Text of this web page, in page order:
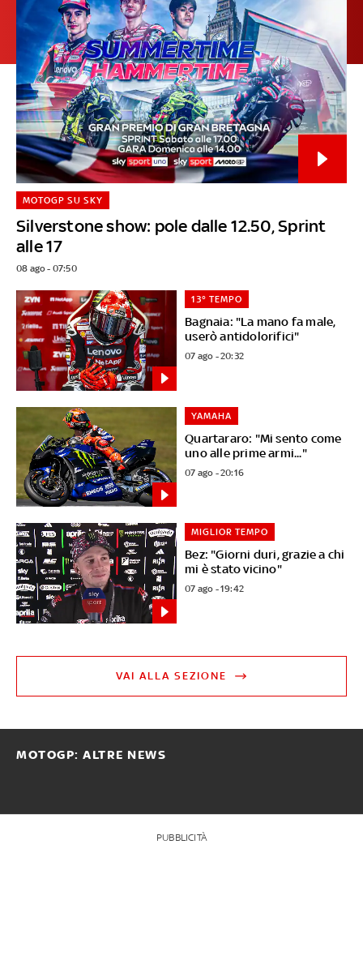
Silverstone show: pole dalle 12.50, Sprint
alle 17
MOTOGP SU SKY
08 ago - 07:50
Bagnaia: "La mano fa male,
userò antidolorifici"
13° TEMPO
07 ago - 20:32
Quartararo: "Mi sento come
uno alle prime armi..."
YAMAHA
07 ago - 20:16
Bez: "Giorni duri, grazie a chi
mi è stato vicino"
MIGLIOR TEMPO
07 ago - 19:42
VAI ALLA SEZIONE
MOTOGP: ALTRE NEWS
PUBBLICITÀ